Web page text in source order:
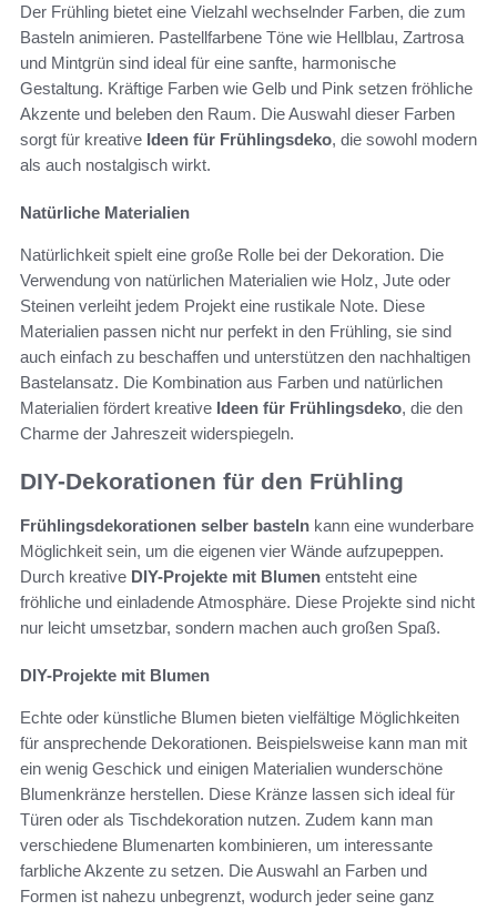
Der Frühling bietet eine Vielzahl wechselnder Farben, die zum
Basteln animieren. Pastellfarbene Töne wie Hellblau, Zartrosa
und Mintgrün sind ideal für eine sanfte, harmonische
Gestaltung. Kräftige Farben wie Gelb und Pink setzen fröhliche
Akzente und beleben den Raum. Die Auswahl dieser Farben
sorgt für kreative Ideen für Frühlingsdeko, die sowohl modern
als auch nostalgisch wirkt.
Natürliche Materialien
Natürlichkeit spielt eine große Rolle bei der Dekoration. Die
Verwendung von natürlichen Materialien wie Holz, Jute oder
Steinen verleiht jedem Projekt eine rustikale Note. Diese
Materialien passen nicht nur perfekt in den Frühling, sie sind
auch einfach zu beschaffen und unterstützen den nachhaltigen
Bastelansatz. Die Kombination aus Farben und natürlichen
Materialien fördert kreative Ideen für Frühlingsdeko, die den
Charme der Jahreszeit widerspiegeln.
DIY-Dekorationen für den Frühling
Frühlingsdekorationen selber basteln kann eine wunderbare
Möglichkeit sein, um die eigenen vier Wände aufzupeppen.
Durch kreative DIY-Projekte mit Blumen entsteht eine
fröhliche und einladende Atmosphäre. Diese Projekte sind nicht
nur leicht umsetzbar, sondern machen auch großen Spaß.
DIY-Projekte mit Blumen
Echte oder künstliche Blumen bieten vielfältige Möglichkeiten
für ansprechende Dekorationen. Beispielsweise kann man mit
ein wenig Geschick und einigen Materialien wunderschöne
Blumenkränze herstellen. Diese Kränze lassen sich ideal für
Türen oder als Tischdekoration nutzen. Zudem kann man
verschiedene Blumenarten kombinieren, um interessante
farbliche Akzente zu setzen. Die Auswahl an Farben und
Formen ist nahezu unbegrenzt, wodurch jeder seine ganz